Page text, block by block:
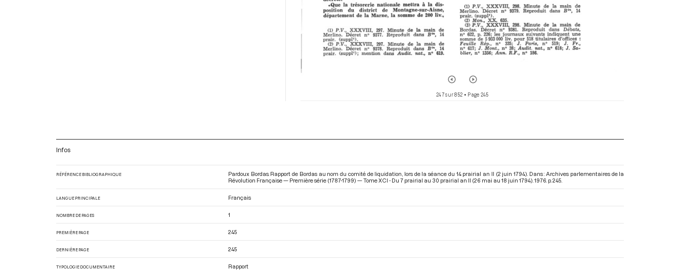
247 sur 852 • Page 245
Infos
RÉFÉRENCE BIBLIOGRAPHIQUE
Pardoux Bordas. Rapport de Bordas au nom du comité de liquidation, lors de la séance du 14 prairial an II (2 juin 1794). Dans : Archives parlementaires de la
Révolution Française — Première série (1787-1799) — Tome XCI - Du 7 prairial au 30 prairial an II (26 mai au 18 juin 1794) . 1976. p. 245.
LANGUE PRINCIPALE Français
NOMBRE DE PAGES 1
PREMIÈRE PAGE 245
DERNIÈRE PAGE 245
TYPOLOGIE DOCUMENTAIRE Rapport